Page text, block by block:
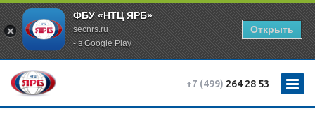
ФБУ «НТЦ ЯРБ»
secnrs.ru
- в Google Play
Открыть
+7 (499) 264 28 53